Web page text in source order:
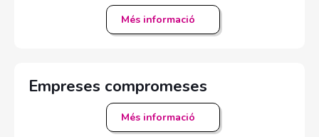
Més informació
Empreses compromeses
Més informació